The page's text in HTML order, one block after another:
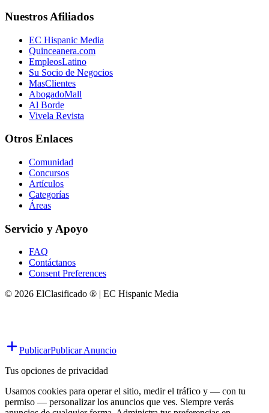
Nuestros Afiliados
EC Hispanic Media
Quinceanera.com
EmpleosLatino
Su Socio de Negocios
MasClientes
AbogadoMall
Al Borde
Vivela Revista
Otros Enlaces
Comunidad
Concursos
Artículos
Categorías
Áreas
Servicio y Apoyo
FAQ
Contáctanos
Consent Preferences
© 2026 ElClasificado ® | EC Hispanic Media
PublicarPublicar Anuncio
Tus opciones de privacidad
Usamos cookies para operar el sitio, medir el tráfico y — con tu
permiso — personalizar los anuncios que ves. Siempre verás